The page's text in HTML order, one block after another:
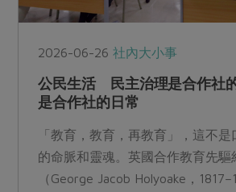
2026-06-26社內大小事
公民生活 民主治理是合作社
是合作社的日常
「教育，教育，再教育」，這不
的命脈和靈魂。英國合作教育先驅
（George Jacob Holyoake，